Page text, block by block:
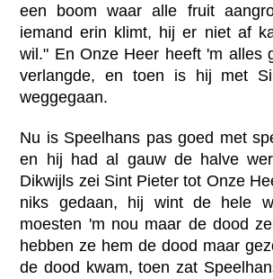
een boom waar alle fruit
iemand erin klimt, hij er niet af
wil." En Onze Heer heeft 'm alles
verlangde, en toen is hij met
weggegaan.
Nu is Speelhans pas goed met
en hij had al gauw de halve
Dikwijls zei Sint Pieter tot Onze
niks gedaan, hij wint de hele
moesten 'm nou maar de dood
hebben ze hem de dood maar
de dood kwam, toen zat